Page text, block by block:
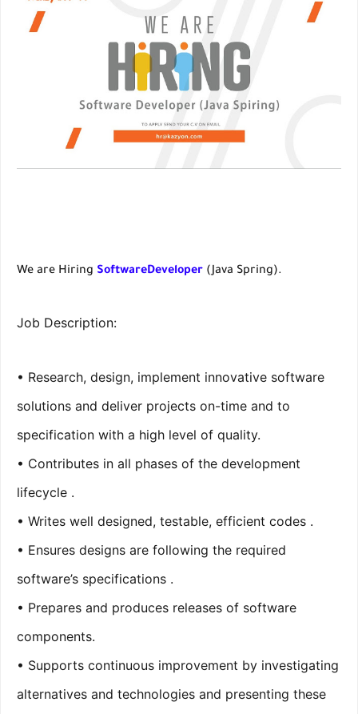
We are Hiring SoftwareDeveloper (Java Spring).
Job Description:
• Research, design, implement innovative software
solutions and deliver projects on-time and to
specification with a high level of quality.
• Contributes in all phases of the development
lifecycle .
• Writes well designed, testable, efficient codes .
• Ensures designs are following the required
software’s specifications .
• Prepares and produces releases of software
components.
• Supports continuous improvement by investigating
alternatives and technologies and presenting these